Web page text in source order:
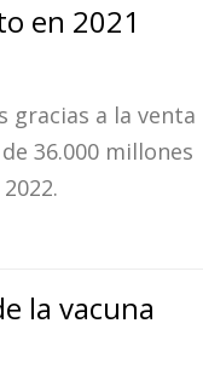
en 2021
gracias a la venta
36.000 millones
la vacuna